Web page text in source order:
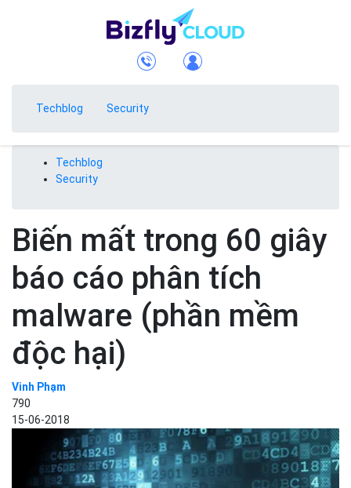
Techblog Security
Techblog
Security
Biến mất trong 60 giây
báo cáo phân tích
malware (phần mềm
độc hại)
Vinh Phạm
790
15-06-2018